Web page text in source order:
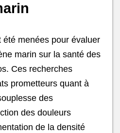
été menées pour évaluer
marin sur la santé des
Ces recherches
prometteurs quant à
des
des douleurs
de la densité